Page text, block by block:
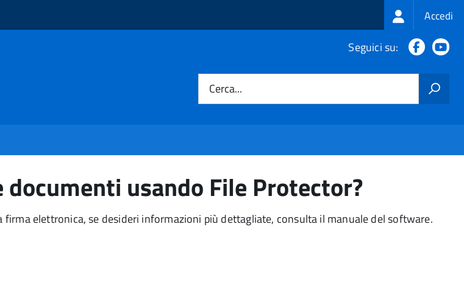
Login
menu
Accedi
Seguici su:
Cerca...
usando File Protector?
elettronica, se desideri informazioni più dettagliate, consulta il manuale del software.